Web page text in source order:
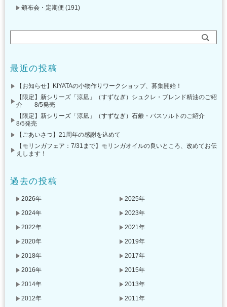
頒布会・定期便 (191)
最近の投稿
【お知らせ】KIYATAの小物作りワークショップ、募集開始！
【限定】新シリーズ「涼凪」（すずなぎ）シュクレ・ブレンド精油のご紹
介 8/5発売
【限定】新シリーズ「涼凪」（すずなぎ）石鹸・バスソルトのご紹介
8/5発売
【ごあいさつ】21周年の感謝を込めて
【モリンガフェア：7/31まで】モリンガオイルの良いところ、改めてお伝
えします！
過去の投稿
2026年
2025年
2024年
2023年
2022年
2021年
2020年
2019年
2018年
2017年
2016年
2015年
2014年
2013年
2012年
2011年